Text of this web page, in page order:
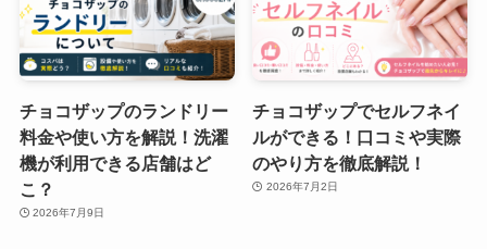
チョコザップのランドリー
料金や使い方を解説！洗濯
機が利用できる店舗はど
こ？
2026年7月9日
チョコザップでセルフネイ
ルができる！口コミや実際
のやり方を徹底解説！
2026年7月2日